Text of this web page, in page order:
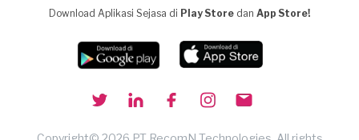
Download Aplikasi Sejasa di Play Store dan App Store!